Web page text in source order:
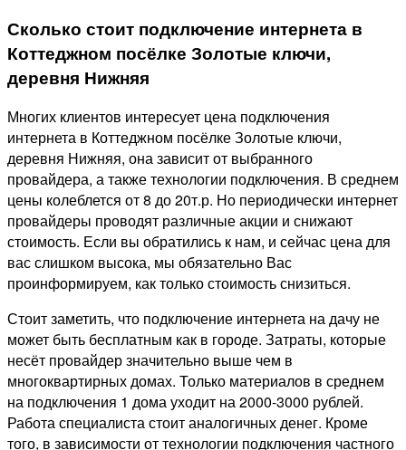
Сколько стоит подключение интернета в
Коттеджном посёлке Золотые ключи,
деревня Нижняя
Многих клиентов интересует цена подключения
интернета в Коттеджном посёлке Золотые ключи,
деревня Нижняя, она зависит от выбранного
провайдера, а также технологии подключения. В среднем
цены колеблется от 8 до 20т.р. Но периодически интернет
провайдеры проводят различные акции и снижают
стоимость. Если вы обратились к нам, и сейчас цена для
вас слишком высока, мы обязательно Вас
проинформируем, как только стоимость снизиться.
Стоит заметить, что подключение интернета на дачу не
может быть бесплатным как в городе. Затраты, которые
несёт провайдер значительно выше чем в
многоквартирных домах. Только материалов в среднем
на подключения 1 дома уходит на 2000-3000 рублей.
Работа специалиста стоит аналогичных денег. Кроме
того, в зависимости от технологии подключения частного